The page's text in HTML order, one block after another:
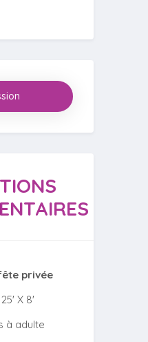
privée
25' X 8'
à adulte